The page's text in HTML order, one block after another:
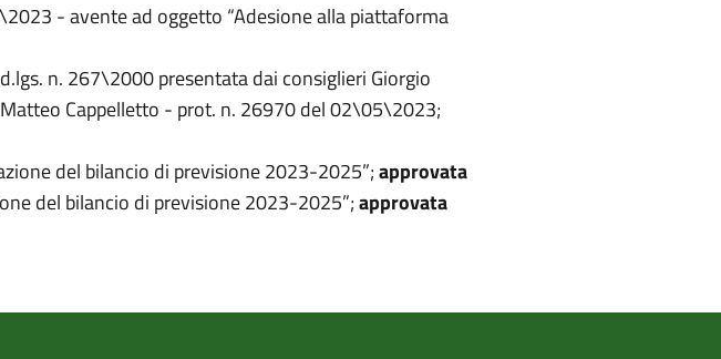
- avente ad oggetto “Adesione alla piattaforma
n. 267\2000 presentata dai consiglieri Giorgio
Cappelletto - prot. n. 26970 del 02\05\2023;
del bilancio di previsione 2023-2025”;approvata
del bilancio di previsione 2023-2025”;approvata